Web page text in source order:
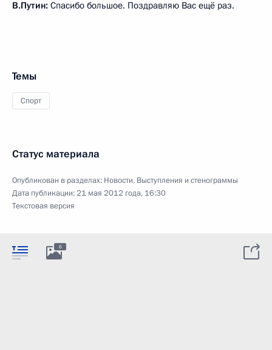
В.Путин: Спасибо большое. Поздравляю Вас ещё раз.
Темы
Спорт
Статус материала
Опубликован в разделах: Новости, Выступления и стенограммы
Дата публикации:21 мая 2012 года, 16:30
Текстовая версия
6